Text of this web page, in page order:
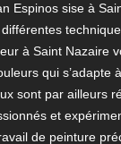
Espinos sise à
à Saint Nazaire
qui s’adapte
sont par ailleurs
et
de peinture